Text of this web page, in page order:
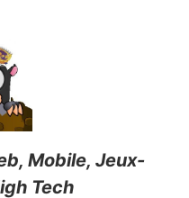
Mobile, Jeux-
Tech